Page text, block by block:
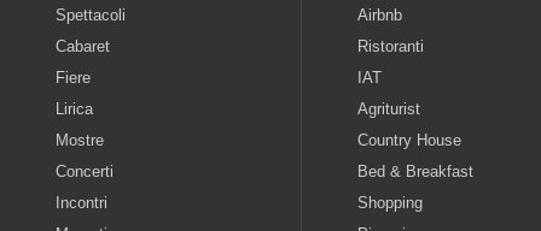
Spettacoli
Cabaret
Fiere
Lirica
Mostre
Concerti
Incontri
Airbnb
Ristoranti
IAT
Agriturist
Country House
Bed & Breakfast
Shopping